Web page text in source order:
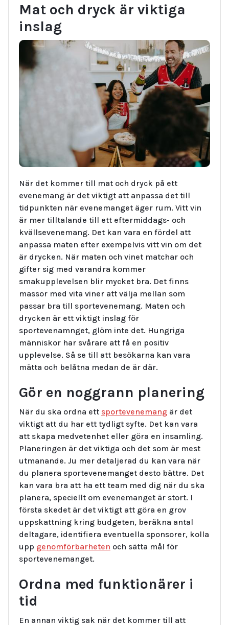
Mat och dryck är viktiga
inslag
När det kommer till mat och dryck på ett
evenemang är det viktigt att anpassa det till
tidpunkten när evenemanget äger rum. Vitt vin
är mer tilltalande till ett eftermiddags- och
kvällsevenemang. Det kan vara en fördel att
anpassa maten efter exempelvis vitt vin om det
är drycken. När maten och vinet matchar och
gifter sig med varandra kommer
smakupplevelsen blir mycket bra. Det finns
massor med vita viner att välja mellan som
passar bra till sportevenemang. Maten och
drycken är ett viktigt inslag för
sportevenamnget, glöm inte det. Hungriga
människor har svårare att få en positiv
upplevelse. Så se till att besökarna kan vara
mätta och belåtna medan de är där.
Gör en noggrann planering
När du ska ordna ett sportevenemang är det
viktigt att du har ett tydligt syfte. Det kan vara
att skapa medvetenhet eller göra en insamling.
Planeringen är det viktiga och det som är mest
utmanande. Ju mer detaljerad du kan vara när
du planera sportevenemanget desto bättre. Det
kan vara bra att ha ett team med dig när du ska
planera, speciellt om evenemanget är stort. I
första skedet är det viktigt att göra en grov
uppskattning kring budgeten, beräkna antal
deltagare, identifiera eventuella sponsorer, kolla
upp genomförbarheten och sätta mål för
sportevenemanget.
Ordna med funktionärer i
tid
En annan viktig sak när det kommer till att